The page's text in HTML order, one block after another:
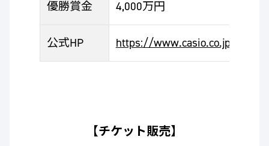
優勝賞金 4,000万円
公式HP https://www.casio.co.jp/cwo/
【チケット販売】